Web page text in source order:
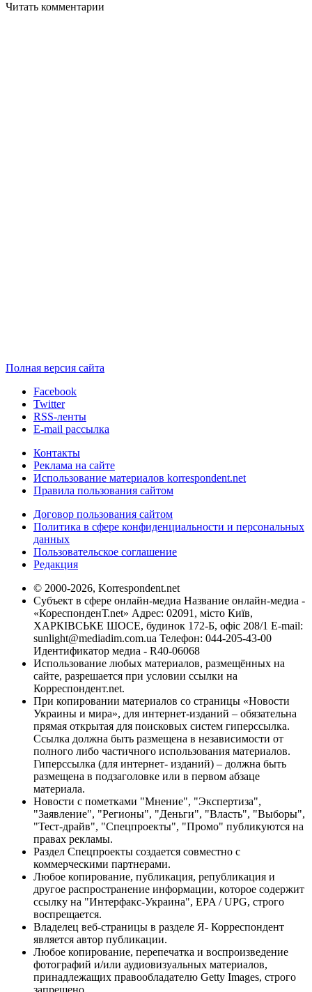
Читать комментарии
Полная версия сайта
Facebook
Twitter
RSS-ленты
E-mail рассылка
Контакты
Реклама на сайте
Использование материалов korrespondent.net
Правила пользования сайтом
Договор пользования сайтом
Политика в сфере конфиденциальности и персональных
данных
Пользовательское соглашение
Редакция
© 2000-2026, Korrespondent.net
Субъект в сфере онлайн-медиа Название онлайн-медиа -
«КореспонденТ.net» Адрес: 02091, місто Київ,
ХАРКІВСЬКЕ ШОСЕ, будинок 172-Б, офіс 208/1 E-mail:
sunlight@mediadim.com.ua Телефон: 044-205-43-00
Идентификатор медиа - R40-06068
Использование любых материалов, размещённых на
сайте, разрешается при условии ссылки на
Корреспондент.net.
При копировании материалов со страницы «Новости
Украины и мира», для интернет-изданий – обязательна
прямая открытая для поисковых систем гиперссылка.
Ссылка должна быть размещена в независимости от
полного либо частичного использования материалов.
Гиперссылка (для интернет- изданий) – должна быть
размещена в подзаголовке или в первом абзаце
материала.
Новости с пометками "Мнение", "Экспертиза",
"Заявление", "Регионы", "Деньги", "Власть", "Выборы",
"Тест-драйв", "Спецпроекты", "Промо" публикуются на
правах рекламы.
Раздел Спецпроекты создается совместно с
коммерческими партнерами.
Любое копирование, публикация, републикация и
другое распространение информации, которое содержит
ссылку на "Интерфакс-Украина", EPA / UPG, строго
воспрещается.
Владелец веб-страницы в разделе Я- Корреспондент
является автор публикации.
Любое копирование, перепечатка и воспроизведение
фотографий и/или аудиовизуальных материалов,
принадлежащих правообладателю Getty Images, строго